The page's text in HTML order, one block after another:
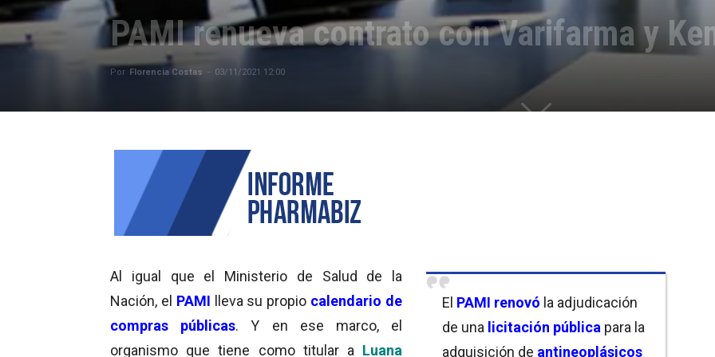
PAMI renueva contrato con Varifarma y
Por Florencia Costas - 03/11/2021 12:00
El PAMI renovó la adjudicación
de una licitación pública para la
adquisición de antineoplásicos
Al igual que el Ministerio de Salud de la
Nación, el PAMI lleva su propio calendario de
compras públicas. Y en ese marco, el
organismo que tiene como titular a Luana